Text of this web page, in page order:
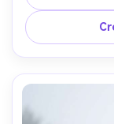
EOS R3 con
todo el
detalle de